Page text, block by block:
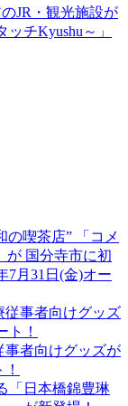
JR・観光施設が
チKyushu～」
の喫茶店” 「コメ
が 国分寺市に初
月31日(金)オー
事者向けグッズが